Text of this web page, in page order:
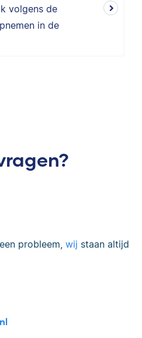
volgens de
in de
probleem, wij staan altijd